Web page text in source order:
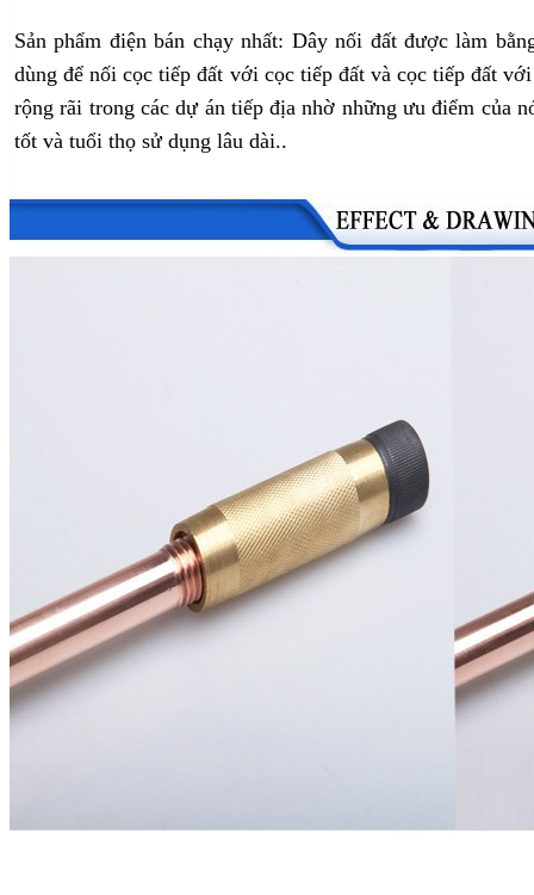
Sản phẩm điện bán chạy nhất: Dây nối đất được làm
dùng để nối cọc tiếp đất với cọc tiếp đất và cọc tiếp đất
rộng rãi trong các dự án tiếp địa nhờ những ưu điểm của
tốt và tuổi thọ sử dụng lâu dài..